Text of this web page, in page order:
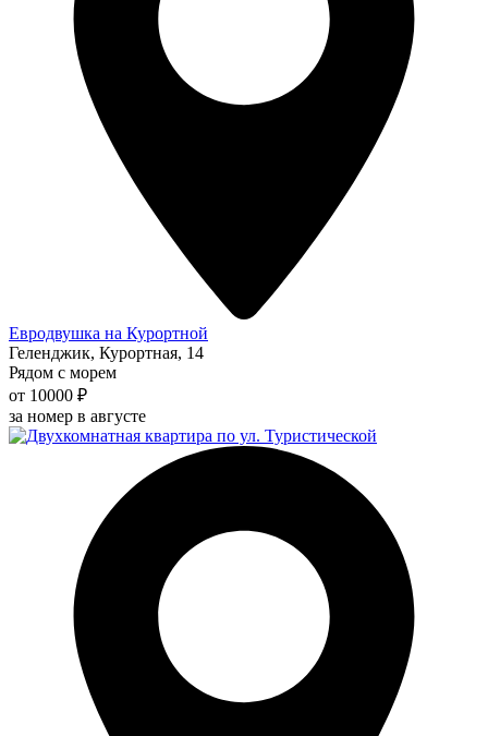
Евродвушка на Курортной
Геленджик, Курортная, 14
Рядом с морем
от 10000 ₽
за номер в августе